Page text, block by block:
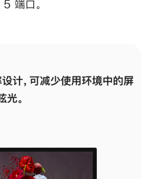
端口。
计，可减少使用环境中的屏
光。